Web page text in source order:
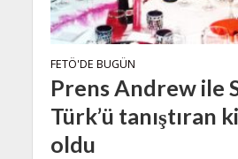
FETÖ'DE BUGÜN
Prens Andrew ile
Türk’ü tanıştıran
oldu